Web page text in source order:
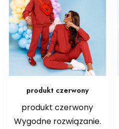
produkt czerwony
produkt czerwony
Wygodne rozwiązanie.